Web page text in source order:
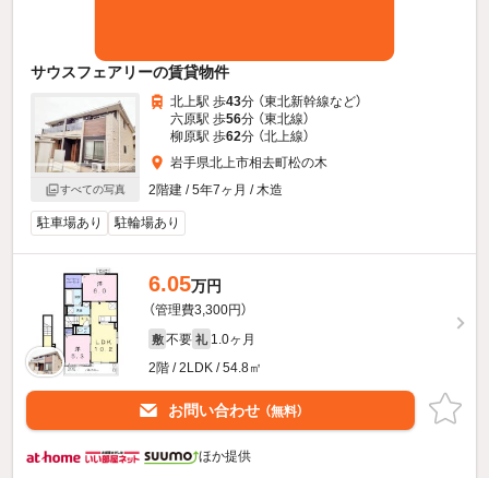
サウスフェアリーの賃貸物件
すべての写真
北上駅 歩43分 （東北新幹線など）
六原駅 歩56分 （東北線）
柳原駅 歩62分 （北上線）
岩手県北上市相去町松の木
2階建 / 5年7ヶ月 / 木造
駐車場あり 駐輪場あり
6.05万円
（管理費3,300円）
敷 不要 礼 1.0ヶ月
2階 / 2LDK / 54.8㎡
お問い合わせ （無料）
ほか提供